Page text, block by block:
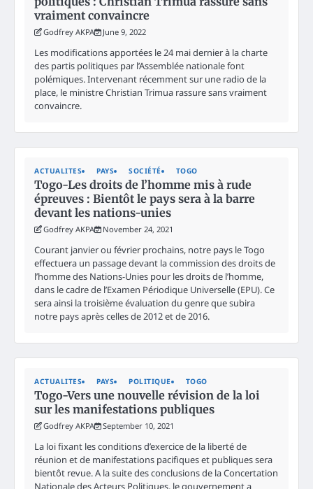
vraiment convaincre
Godfrey AKPA June 9, 2022
Les modifications apportées le 24 mai dernier à la charte
des partis politiques par l’Assemblée nationale font
polémiques. Intervenant récemment sur une radio de la
place, le ministre Christian Trimua rassure sans vraiment
convaincre.
ACTUALITES PAYS SOCIÉTÉ TOGO
Togo-Les droits de l’homme mis à rude
épreuves : Bientôt le pays sera à la barre
devant les nations-unies
Godfrey AKPA November 24, 2021
Courant janvier ou février prochains, notre pays le Togo
effectuera un passage devant la commission des droits de
l’homme des Nations-Unies pour les droits de l’homme,
dans le cadre de l’Examen Périodique Universelle (EPU). Ce
sera ainsi la troisième évaluation du genre que subira
notre pays après celles de 2012 et de 2016.
ACTUALITES PAYS POLITIQUE TOGO
Togo-Vers une nouvelle révision de la loi
sur les manifestations publiques
Godfrey AKPA September 10, 2021
La loi fixant les conditions d’exercice de la liberté de
réunion et de manifestations pacifiques et publiques sera
bientôt revue. A la suite des conclusions de la Concertation